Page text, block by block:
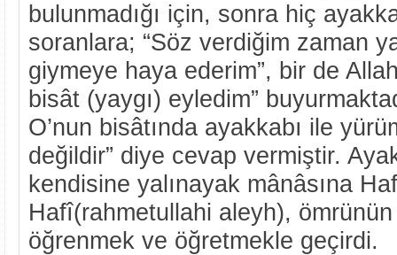
bulunmadığı için, sonra hiç
soranlara; “Söz verdiğim zaman
giymeye haya ederim”, bir de
bisât (yaygı) eyledim”
O’nun bisâtında ayakkabı ile
değildir” diye cevap vermiştir.
kendisine yalınayak mânâsına
Hafî(rahmetullahi aleyh), ömrünün
öğrenmek ve öğretmekle geçirdi.